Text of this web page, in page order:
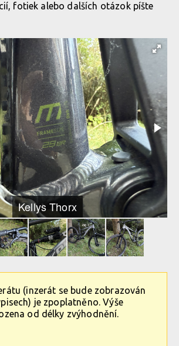
fotiek alebo dalších otázok píšte
Kellys Thorx
(inzerát se bude zobrazován
je zpoplatněno. Výše
od délky zvýhodnění.